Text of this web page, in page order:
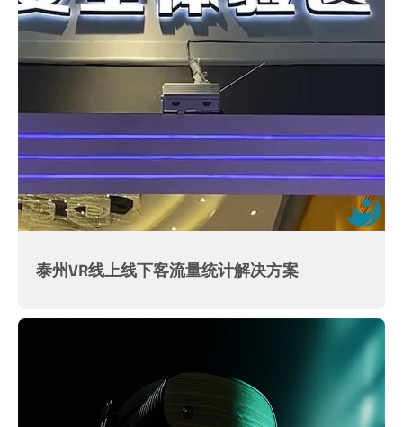
泰州VR线上线下客流量统计解决方案